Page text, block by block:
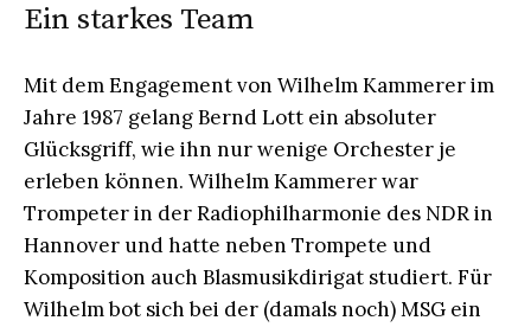
Ein starkes Team
Mit dem Engagement von Wilhelm Kammerer im
Jahre 1987 gelang Bernd Lott ein absoluter
Glücksgriff, wie ihn nur wenige Orchester je
erleben können. Wilhelm Kammerer war
Trompeter in der Radiophilharmonie des NDR in
Hannover und hatte neben Trompete und
Komposition auch Blasmusikdirigat studiert. Für
Wilhelm bot sich bei der (damals noch) MSG ein